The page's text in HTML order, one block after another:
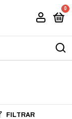
0
FILTRAR